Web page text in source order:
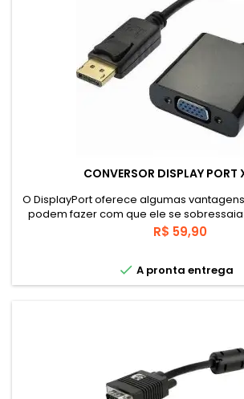
CONVERSOR DISPLAY PORT
O DisplayPort oferece algumas
podem fazer com que ele se
diferença mais visível é que o conector
dispensa o uso de parafusos de
por um botão.
Preço
R$ 59,90
 A pronta entrega